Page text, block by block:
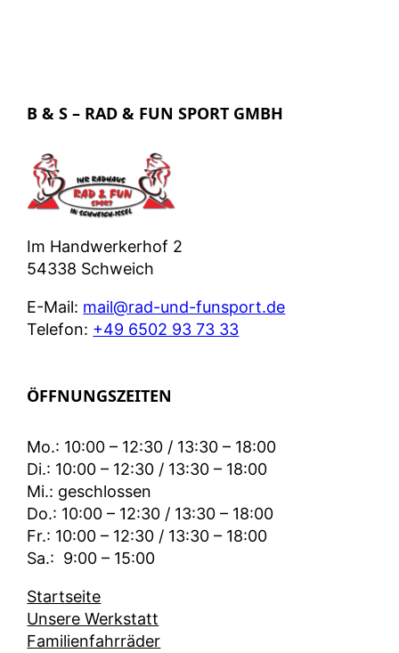
B & S – RAD & FUN SPORT GMBH
Im Handwerkerhof 2
54338 Schweich
E-Mail: mail@rad-und-funsport.de
Telefon: +49 6502 93 73 33
ÖFFNUNGSZEITEN
Mo.: 10:00 – 12:30 / 13:30 – 18:00
Di.: 10:00 – 12:30 / 13:30 – 18:00
Mi.: geschlossen
Do.: 10:00 – 12:30 / 13:30 – 18:00
Fr.: 10:00 – 12:30 / 13:30 – 18:00
Sa.: 9:00 – 15:00
Startseite
Unsere Werkstatt
Familienfahrräder